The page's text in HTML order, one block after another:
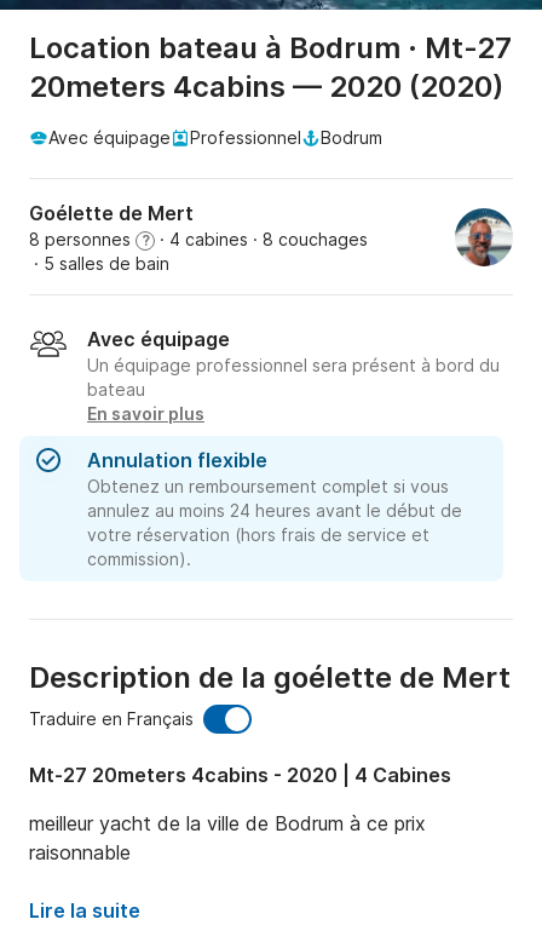
Location bateau à Bodrum · Mt-27
20meters 4cabins — 2020 (2020)
Avec équipage Professionnel Bodrum
Goélette de Mert
8 personnes ? · 4 cabines · 8 couchages
· 5 salles de bain
Avec équipage
Un équipage professionnel sera présent à bord du
bateau
En savoir plus
Annulation flexible
Obtenez un remboursement complet si vous
annulez au moins 24 heures avant le début de
votre réservation (hors frais de service et
commission).
Description de la goélette de Mert
Traduire en Français
Mt-27 20meters 4cabins - 2020 | 4 Cabines
meilleur yacht de la ville de Bodrum à ce prix
raisonnable
Lire la suite